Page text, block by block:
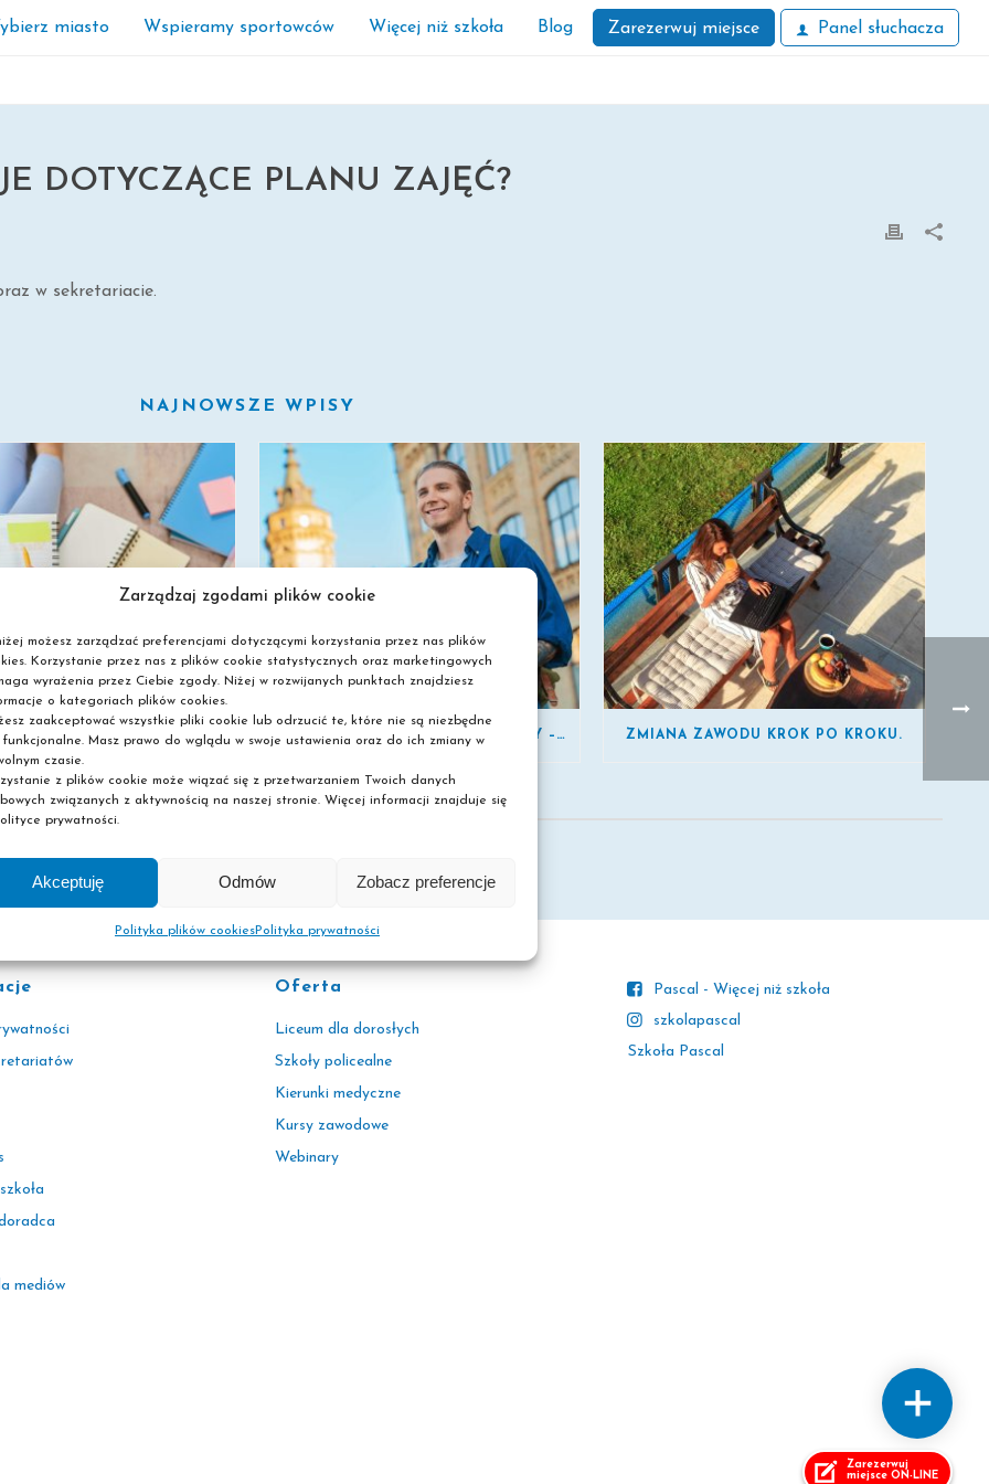
Zarządzaj zgodami plików cookie
możesz zarządzać preferencjami dotyczącymi korzystania przez nas plików
Korzystanie przez nas z plików cookie statystycznych oraz marketingowych
wyrażenia przez Ciebie zgody. Niżej w rozwijanych punktach znajdziesz
o kategoriach plików cookies.
zaakceptować wszystkie pliki cookie lub odrzucić te, które nie są niezbędne
Masz prawo do wglądu w swoje ustawienia oraz do ich zmiany w
czasie.
z plików cookie może wiązać się z przetwarzaniem Twoich danych
związanych z aktywnością na naszej stronie. Więcej informacji znajduje się
prywatności.
Akceptuję Odmów Zobacz preferencje
Polityka plików cookiesPolityka prywatności
Zarezerwuj
miejsce ON-LINE
miasto Wspieramy sportowców Więcej niż szkoła Blog Zarezerwuj miejsce Panel słuchacza
DOTYCZĄCE PLANU ZAJĘĆ?
w sekretariacie.
NAJNOWSZE WPISY
SZKOŁA POLICEALNA BEZ MATURY – SPRAWDŹ MOŻLIWOŚCI ZMIANA ZAWODU KROK PO KROKU.
mediów
Oferta
Liceum dla dorosłych
Szkoły policealne
Kierunki medyczne
Kursy zawodowe
Webinary
Pascal - Więcej niż szkoła
szkolapascal
Szkoła Pascal